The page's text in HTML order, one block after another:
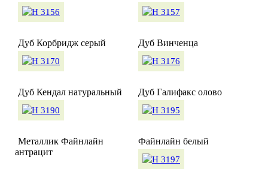
Дуб Корбридж серый Дуб Винченца
Дуб Кендал натуральный Дуб Галифакс олово
Металлик Файнлайн
антрацит
Файнлайн белый